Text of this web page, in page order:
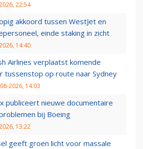
22:54
akkoord tussen WestJet en
einde staking in zicht
14:40
Airlines verplaatst komende
tussenstop op route naar Sydney
2026, 14:03
publiceert nieuwe documentaire
bij Boeing
13:22
geeft groen licht voor massale